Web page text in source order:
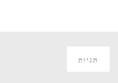
תגיות